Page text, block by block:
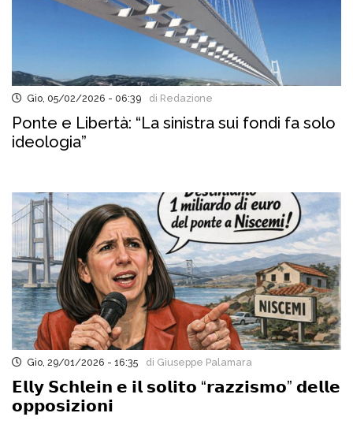
Gio, 05/02/2026 - 06:39 di Redazione
Ponte e Libertà: “La sinistra sui fondi fa solo
ideologia”
Gio, 29/01/2026 - 16:35 di Giuseppe Palamara
𝗘𝗹𝗹𝘆 𝗦𝗰𝗵𝗹𝗲𝗶𝗻 𝗲 𝗶𝗹 𝘀𝗼𝗹𝗶𝘁𝗼 “𝗿𝗮𝘇𝘇𝗶𝘀𝗺𝗼” 𝗱𝗲𝗹𝗹𝗲
𝗼𝗽𝗽𝗼𝘀𝗶𝘇𝗶𝗼𝗻𝗶